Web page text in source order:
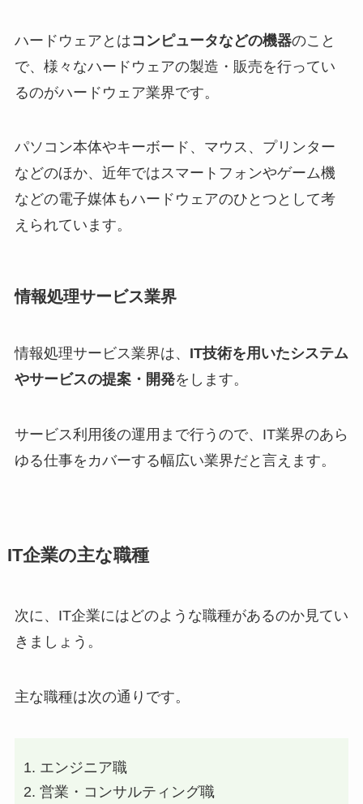
ハードウェアとはコンピュータなどの機器のこと
で、様々なハードウェアの製造・販売を行ってい
るのがハードウェア業界です。
パソコン本体やキーボード、マウス、プリンター
などのほか、近年ではスマートフォンやゲーム機
などの電子媒体もハードウェアのひとつとして考
えられています。
情報処理サービス業界
情報処理サービス業界は、 IT技術を用いたシステム
やサービスの提案・開発をします。
サービス利用後の運用まで行うので、IT業界のあら
ゆる仕事をカバーする幅広い業界だと言えます。
IT企業の主な職種
次に、IT企業にはどのような職種があるのか見てい
きましょう。
主な職種は次の通りです。
エンジニア職
営業・コンサルティング職